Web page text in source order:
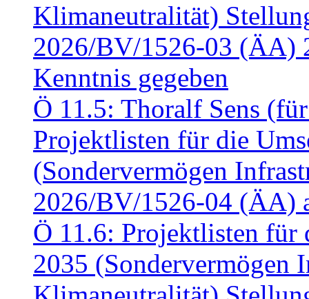
Klimaneutralität)
2026/BV/1526-03 (ÄA)
Kenntnis gegeben
Ö 11.5: Thoralf Sens
Projektlisten für die
(Sondervermögen
2026/BV/1526-04 (ÄA)
Ö 11.6: Projektlisten für
2035 (Sondervermögen